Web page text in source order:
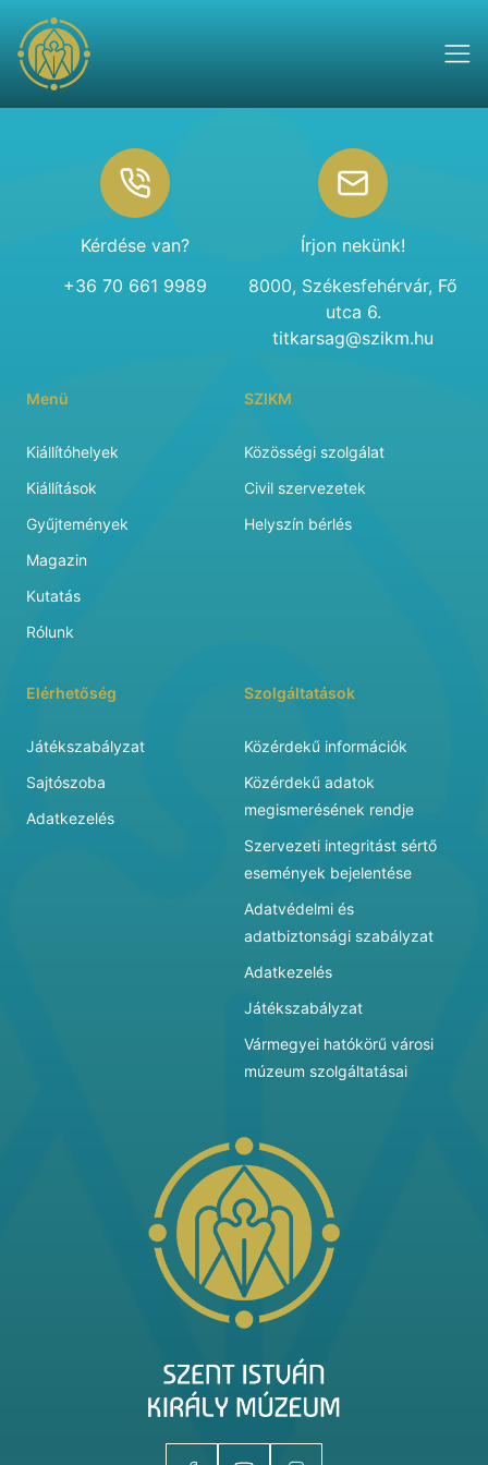
Kérdése van?
+36 70 661 9989
Írjon nekünk!
8000, Székesfehérvár, Fő
utca 6.
titkarsag@szikm.hu
Menü
Kiállítóhelyek
Kiállítások
Gyűjtemények
Magazin
Kutatás
Rólunk
SZIKM
Közösségi szolgálat
Civil szervezetek
Helyszín bérlés
Elérhetőség
Játékszabályzat
Sajtószoba
Adatkezelés
Szolgáltatások
Közérdekű információk
Közérdekű adatok
megismerésének rendje
Szervezeti integritást sértő
események bejelentése
Adatvédelmi és
adatbiztonsági szabályzat
Adatkezelés
Játékszabályzat
Vármegyei hatókörű városi
múzeum szolgáltatásai